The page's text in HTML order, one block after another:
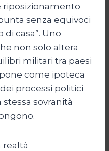
riposizionamento
senza equivoci
casa”. Uno
non solo altera
militari tra paesi
come ipoteca
processi politici
sovranità
realtà